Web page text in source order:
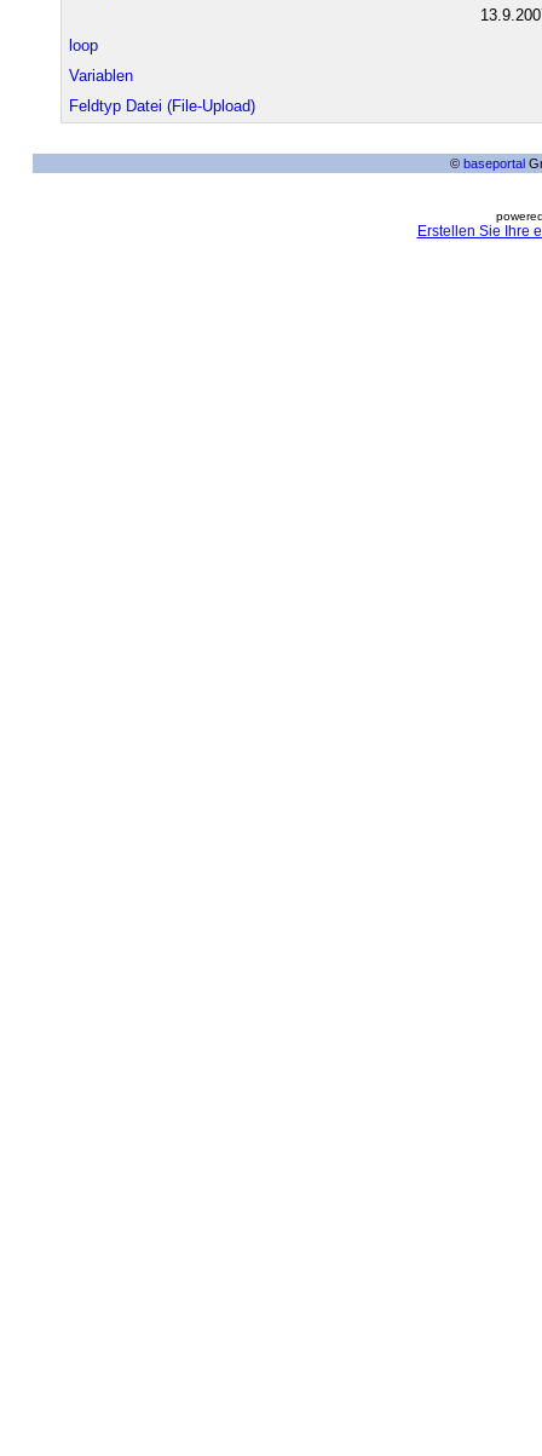
loop
Variablen
Feldtyp Datei (File-Upload)
© baseportal
Erstellen Sie Ihre